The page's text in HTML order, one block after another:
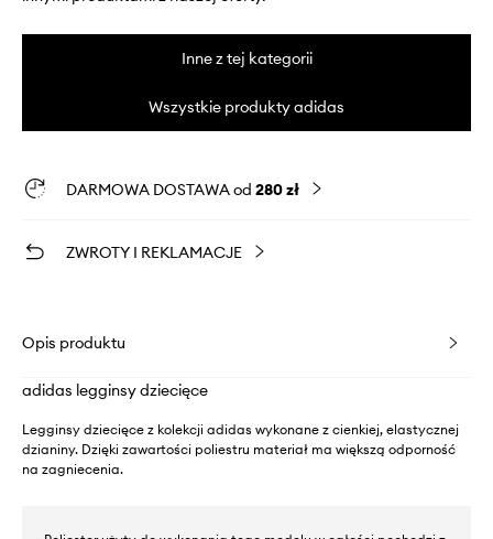
Inne z tej kategorii
Wszystkie produkty adidas
DARMOWA DOSTAWA od 280 zł
ZWROTY I REKLAMACJE
Opis produktu
adidas legginsy dziecięce
Legginsy dziecięce z kolekcji adidas wykonane z cienkiej, elastycznej
dzianiny. Dzięki zawartości poliestru materiał ma większą odporność
na zagniecenia.